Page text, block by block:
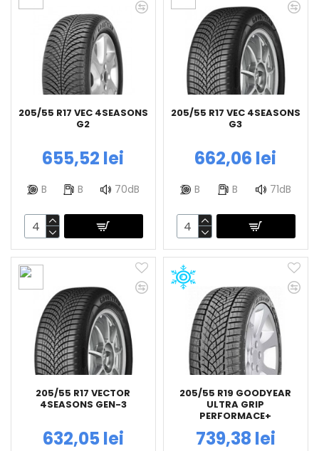
205/55 R17 VEC 4SEASONS
G2
655,52 lei
B B 70dB
205/55 R17 VEC 4SEASONS
G3
662,06 lei
B B 71dB
205/55 R17 VECTOR
4SEASONS GEN-3
632,05 lei
205/55 R19 GOODYEAR
ULTRA GRIP
PERFORMACE+
739,38 lei